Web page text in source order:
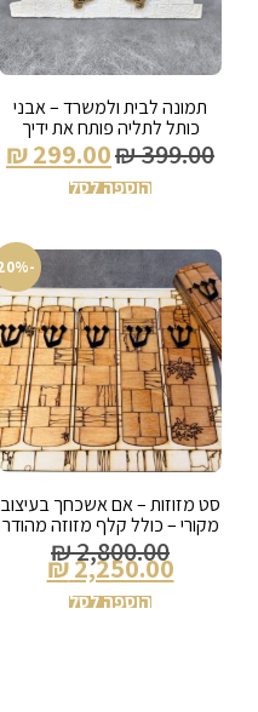
תמונה לבית ולמשרד – אבני
כותל לתליה פותח את ידיך
₪399.00
₪299.00
הוספה לסל
-20%
סט מזוזות – אם אשכחך בעיצוב
מקורי – כולל קלף מזוזה מהודר
₪2,800.00
₪2,250.00
הוספה לסל